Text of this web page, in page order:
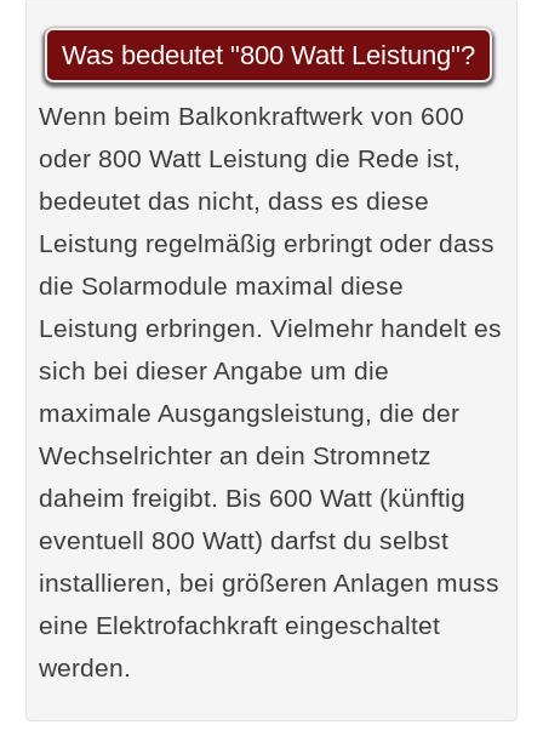
Was bedeutet "800 Watt Leistung"?
Wenn beim Balkonkraftwerk von 600
oder 800 Watt Leistung die Rede ist,
bedeutet das nicht, dass es diese
Leistung regelmäßig erbringt oder dass
die Solarmodule maximal diese
Leistung erbringen. Vielmehr handelt es
sich bei dieser Angabe um die
maximale Ausgangsleistung, die der
Wechselrichter an dein Stromnetz
daheim freigibt. Bis 600 Watt (künftig
eventuell 800 Watt) darfst du selbst
installieren, bei größeren Anlagen muss
eine Elektrofachkraft eingeschaltet
werden.